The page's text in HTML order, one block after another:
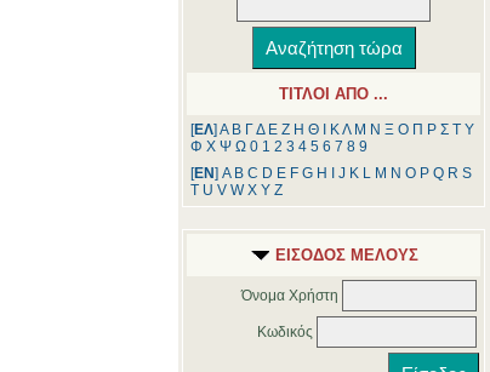
ΤΙΤΛΟΙ ΑΠΟ ...
[ΕΛ] Α Β ΓΔ Ε Ζ Η Θ ΚΛ Μ Ν Ξ Ο Π Ρ Σ Τ Υ
Φ Χ Ψ Ω 0 1 2 3 4 5 6 7 8 9
[ΕΝ] A B C D E F G H J K L M N O P Q R S
T U V W X Y Z
ΕΙΣΟΔΟΣ ΜΕΛΟΥΣ
Όνομα Χρήστη
Κωδικός